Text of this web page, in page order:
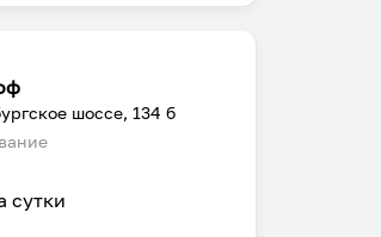
шоссе, 134 б
сутки